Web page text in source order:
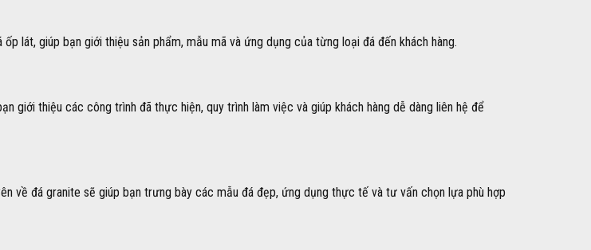
lát, giúp bạn giới thiệu sản phẩm, mẫu mã và ứng dụng của từng loại đá đến khách hàng.
giới thiệu các công trình đã thực hiện, quy trình làm việc và giúp khách hàng dễ dàng liên hệ để
về đá granite sẽ giúp bạn trưng bày các mẫu đá đẹp, ứng dụng thực tế và tư vấn chọn lựa phù hợp